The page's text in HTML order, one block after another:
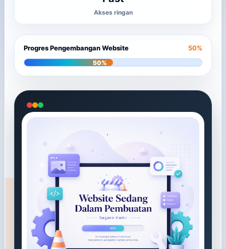
Akses ringan
Progres Pengembangan Website 50%
50%